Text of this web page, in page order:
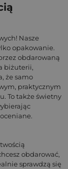
Nasze
opakowanie.
obdarowaną
biżuterii,
że samo
praktycznym
To także świetny
obdarować,
sprawdzą się